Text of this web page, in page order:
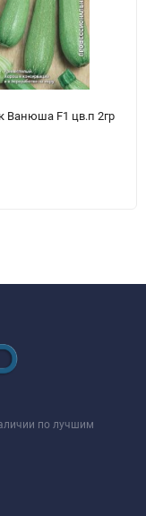
Ванюша F1 цв.п 2гр
по лучшим